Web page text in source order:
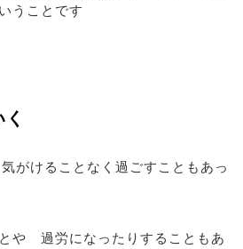
うことです
がけることなく過ごすこともあっ
や 過労になったりすることもあ